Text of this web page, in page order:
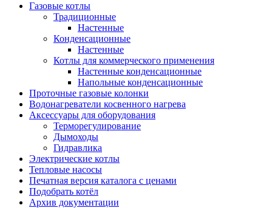
Газовые котлы
Традиционные
Настенные
Конденсационные
Настенные
Котлы для коммерческого применения
Настенные конденсационные
Напольные конденсационные
Проточные газовые колонки
Водонагреватели косвенного нагрева
Аксессуары для оборудования
Терморегулирование
Дымоходы
Гидравлика
Электрические котлы
Тепловые насосы
Печатная версия каталога с ценами
Подобрать котёл
Архив документации